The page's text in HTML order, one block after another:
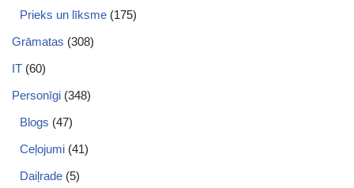
Prieks un līksme (175)
Grāmatas (308)
IT (60)
Personīgi (348)
Blogs (47)
Ceļojumi (41)
Daiļrade (5)